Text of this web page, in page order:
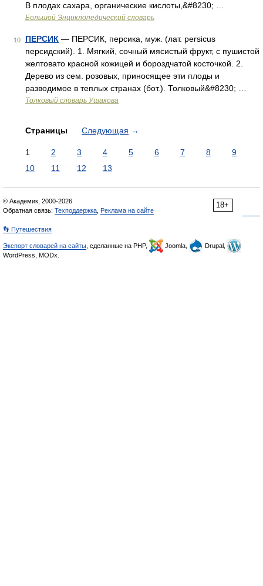
В плодах сахара, органические кислоты,&#8230; …
Большой Энциклопедический словарь
10 ПЕРСИК — ПЕРСИК, персика, муж. (лат. persicus
персидский). 1. Мягкий, сочный мясистый фрукт, с пушистой
желтовато красной кожицей и бороздчатой косточкой. 2.
Дерево из сем. розовых, приносящее эти плоды и
разводимое в теплых странах (бот.). Толковый&#8230; …
Толковый словарь Ушакова
Страницы Следующая →
1 2 3 4 5 6 7 8
9
10
11 12 13
18+
© Академик, 2000-2026
Обратная связь: Техподдержка Реклама на сайте
👣 Путешествия
Экспорт словарей на сайты , сделанные на PHP, Joomla,
Drupal,
WordPress, MODx.